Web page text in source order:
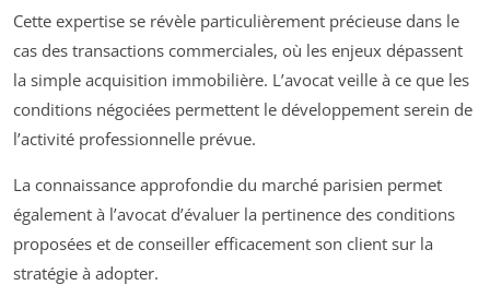
Cette expertise se révèle particulièrement précieuse dans le
cas des transactions commerciales, où les enjeux dépassent
la simple acquisition immobilière. L’avocat veille à ce que les
conditions négociées permettent le développement serein de
l’activité professionnelle prévue.
La connaissance approfondie du marché parisien permet
également à l’avocat d’évaluer la pertinence des conditions
proposées et de conseiller efficacement son client sur la
stratégie à adopter.